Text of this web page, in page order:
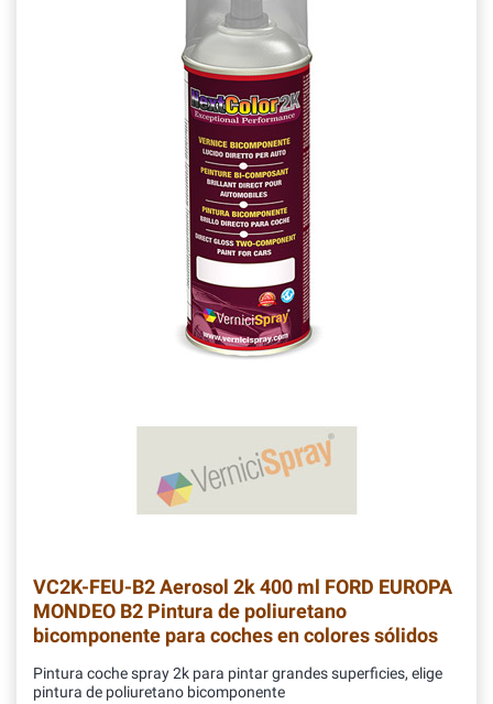
VC2K-FEU-B2Aerosol 2k 400 ml FORD EUROPA
MONDEO B2 Pintura de poliuretano
bicomponente para coches en colores sólidos
Pintura coche spray 2k para pintar grandes superficies, elige
pintura de poliuretano bicomponente